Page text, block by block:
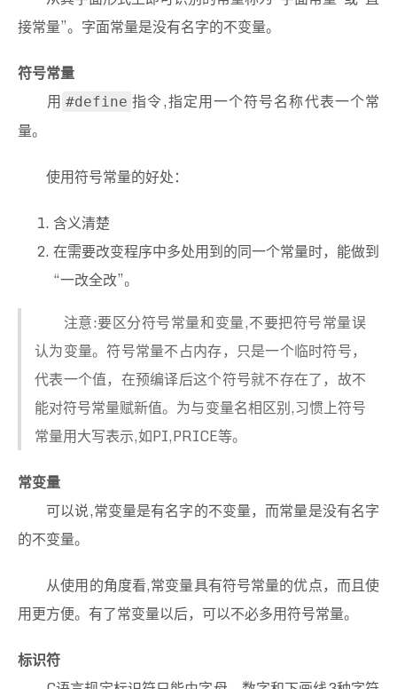
接常量”。字面常量是没有名字的不变量。
符号常量
用 #define 指令,指定用一个符号名称代表一个常
量。
使用符号常量的好处：
含义清楚
在需要改变程序中多处用到的同一个常量时，能做到
“一改全改”。
注意:要区分符号常量和变量,不要把符号常量误
认为变量。符号常量不占内存，只是一个临时符号，
代表一个值，在预编译后这个符号就不存在了，故不
能对符号常量赋新值。为与变量名相区别,习惯上符号
常量用大写表示,如PI,PRICE等。
常变量
可以说,常变量是有名字的不变量，而常量是没有名字
的不变量。
从使用的角度看,常变量具有符号常量的优点，而且使
用更方便。有了常变量以后，可以不必多用符号常量。
标识符